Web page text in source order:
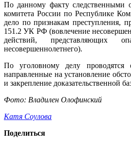
По данному факту следственными
комитета России по Республике
дело по признакам преступления,
151.2 УК РФ (вовлечение
действий, представляющих
несовершеннолетнего).
По уголовному делу проводятся
направленные на установление
и закрепление доказательственной
Фото: Владилен Олофинский
Катя Соулова
Поделиться